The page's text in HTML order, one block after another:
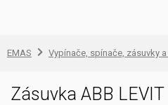
EMAS Vypínače, spínače, zásuvky
Zásuvka ABB